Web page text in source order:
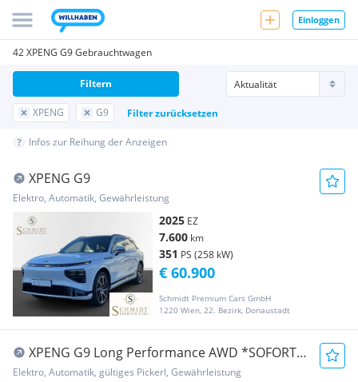
Einloggen
42 XPENG G9 Gebrauchtwagen
XPENG G9 Filter zurücksetzen
Filtern
Infos zur Reihung der Anzeigen
XPENG G9
Elektro, Automatik, Gewährleistung
2025 EZ
7.600 km
351 PS (258 kW)
Schmidt Premium Cars GmbH
1220 Wien, 22. Bezirk, Donaustadt
€ 60.900
XPENG G9 Long Performance AWD *SOFORT
VERFÜGBAR*
Elektro, Automatik, gültiges Pickerl, Gewährleistung